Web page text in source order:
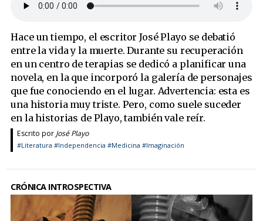
Hace un tiempo, el escritor José Playo se debatió
entre la vida y la muerte. Durante su recuperación
en un centro de terapias se dedicó a planificar una
novela, en la que incorporó la galería de personajes
que fue conociendo en el lugar. Advertencia: esta es
una historia muy triste. Pero, como suele suceder
en la historias de Playo, también vale reír.
Escrito por José Playo
#Literatura #Independencia #Medicina #Imaginación
CRÓNICA INTROSPECTIVA